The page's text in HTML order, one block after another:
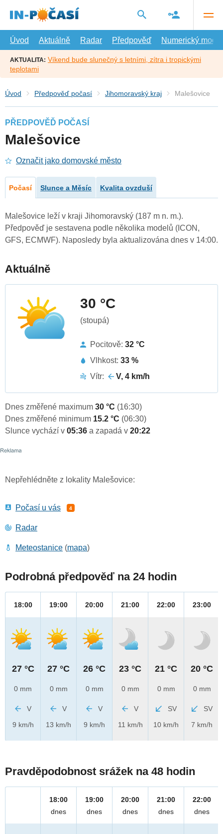
hlavní
Úvod
Aktuálně Radar Předpověď Numerický model
AKTUALITA: Víkend bude slunečný s letními, zítra i tropickými
teplotami
Úvod Předpověď počasí Jihomoravský kraj Malešovice
PŘEDPOVĚĎ POČASÍ
Malešovice
Označit jako domovské město
Počasí Slunce a Měsíc Kvalita ovzduší
Malešovice leží v kraji Jihomoravský (187 m n. m.).
Předpověď je sestavena podle několika modelů (ICON,
GFS, ECMWF). Naposledy byla aktualizována dnes v 14:00.
Aktuálně
30 °C
(stoupá)
Pocitově: 32 °C
Vlhkost: 33 %
Vítr:
V, 4 km/h
Dnes změřené maximum 30 °C (16:30)
Dnes změřené minimum 15.2 °C (06:30)
Slunce vychází v 05:36 a zapadá v 20:22
Nepřehlédněte z lokality Malešovice:
Počasí u vás 4
Radar
Meteostanice (mapa)
Podrobná předpověď na 24 hodin
18:00
27 °C
0 mm
V
9 km/h
19:00
27 °C
0 mm
V
13 km/h
20:00
26 °C
0 mm
V
9 km/h
21:00
23 °C
0 mm
V
11 km/h
22:00
21 °C
0 mm
SV
10 km/h
23:00
20 °C
0 mm
SV
7 km/h
Pravděpodobnost srážek na 48 hodin
18:00
dnes
19:00
dnes
20:00
dnes
21:00
dnes
22:00
dnes